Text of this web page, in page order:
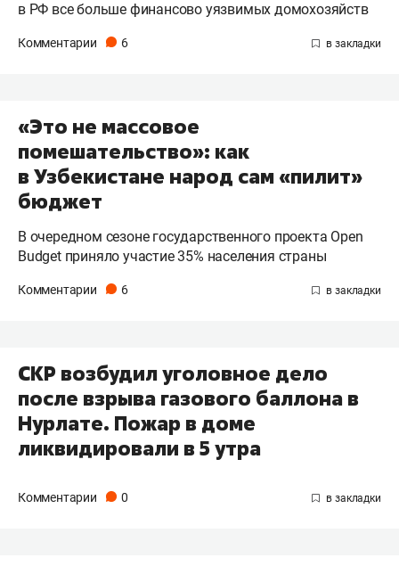
в РФ все больше финансово уязвимых домохозяйств
Комментарии 6
«Это не массовое
помешательство»: как
в Узбекистане народ сам «пилит»
бюджет
В очередном сезоне государственного проекта Open
Budget приняло участие 35% населения страны
Комментарии 6
СКР возбудил уголовное дело
после взрыва газового баллона в
Нурлате. Пожар в доме
ликвидировали в 5 утра
Комментарии 0